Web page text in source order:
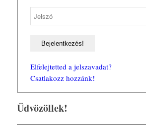
Elfelejtetted a jelszavadat?
Csatlakozz hozzánk!
Üdvözöllek!